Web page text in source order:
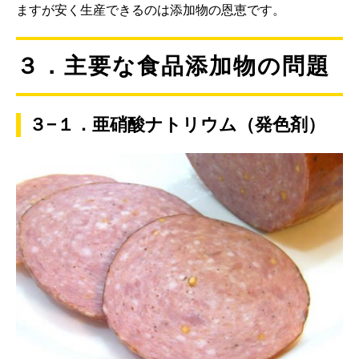
ますが安く生産できるのは添加物の恩恵です。
３．主要な食品添加物の問題
３−１．亜硝酸ナトリウム（発色剤）